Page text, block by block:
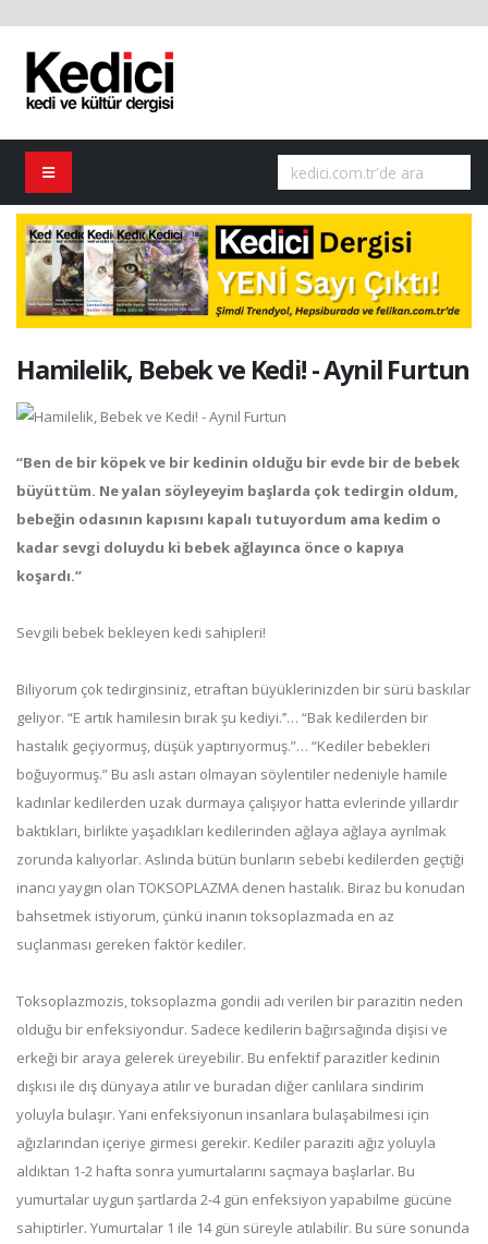
Hamilelik, Bebek ve Kedi! - Aynil Furtun
“Ben de bir köpek ve bir kedinin olduğu bir evde bir de bebek
büyüttüm. Ne yalan söyleyeyim başlarda çok tedirgin oldum,
bebeğin odasının kapısını kapalı tutuyordum ama kedim o
kadar sevgi doluydu ki bebek ağlayınca önce o kapıya
koşardı.”
Sevgili bebek bekleyen kedi sahipleri!
Biliyorum çok tedirginsiniz, etraftan büyüklerinizden bir sürü baskılar
geliyor. “E artık hamilesin bırak şu kediyi.’’… “Bak kedilerden bir
hastalık geçiyormuş, düşük yaptırıyormuş.”… “Kediler bebekleri
boğuyormuş.” Bu aslı astarı olmayan söylentiler nedeniyle hamile
kadınlar kedilerden uzak durmaya çalışıyor hatta evlerinde yıllardır
baktıkları, birlikte yaşadıkları kedilerinden ağlaya ağlaya ayrılmak
zorunda kalıyorlar. Aslında bütün bunların sebebi kedilerden geçtiği
inancı yaygın olan TOKSOPLAZMA denen hastalık. Biraz bu konudan
bahsetmek istiyorum, çünkü inanın toksoplazmada en az
suçlanması gereken faktör kediler.
Toksoplazmozis, toksoplazma gondii adı verilen bir parazitin neden
olduğu bir enfeksiyondur. Sadece kedilerin bağırsağında dişisi ve
erkeği bir araya gelerek üreyebilir. Bu enfektif parazitler kedinin
dışkısı ile dış dünyaya atılır ve buradan diğer canlılara sindirim
yoluyla bulaşır. Yani enfeksiyonun insanlara bulaşabilmesi için
ağızlarından içeriye girmesi gerekir. Kediler paraziti ağız yoluyla
aldıktan 1-2 hafta sonra yumurtalarını saçmaya başlarlar. Bu
yumurtalar uygun şartlarda 2-4 gün enfeksiyon yapabilme gücüne
sahiptirler. Yumurtalar 1 ile 14 gün süreyle atılabilir. Bu süre sonunda